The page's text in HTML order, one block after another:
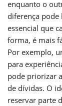
enquanto o
diferença pode
essencial que
forma, é mais
Por exemplo,
para
pode priorizar
de dívidas. O
reservar parte